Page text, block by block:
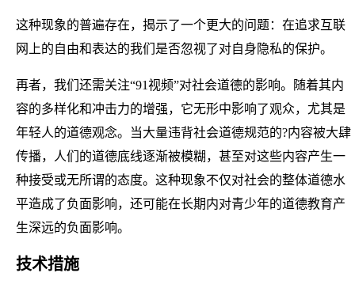
这种现象的普遍存在，揭示了一个更大的问题：在追求互联
网上的自由和表达的我们是否忽视了对自身隐私的保护。
再者，我们还需关注“91视频”对社会道德的影响。随着其内
容的多样化和冲击力的增强，它无形中影响了观众，尤其是
年轻人的道德观念。当大量违背社会道德规范的?内容被大肆
传播，人们的道德底线逐渐被模糊，甚至对这些内容产生一
种接受或无所谓的态度。这种现象不仅对社会的整体道德水
平造成了负面影响，还可能在长期内对青少年的道德教育产
生深远的负面影响。
技术措施